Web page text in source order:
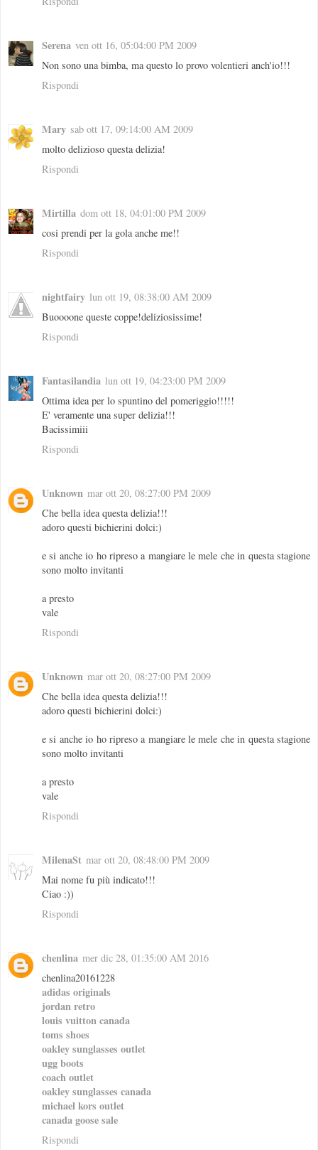
Serena ven ott 16, 05:04:00 PM 2009
Non sono una bimba, ma questo lo provo volentieri anch'io!!!
Rispondi
Mary sab ott 17, 09:14:00 AM 2009
molto delizioso questa delizia!
Rispondi
Mirtilla dom ott 18, 04:01:00 PM 2009
cosi prendi per la gola anche me!!
Rispondi
nightfairy lun ott 19, 08:38:00 AM 2009
Buoooone queste coppe!deliziosissime!
Rispondi
Fantasilandia lun ott 19, 04:23:00 PM 2009
Ottima idea per lo spuntino del pomeriggio!!!!!
E' veramente una super delizia!!!
Bacissimiii
Rispondi
Unknown mar ott 20, 08:27:00 PM 2009
Che bella idea questa delizia!!!
adoro questi bichierini dolci:)
e si anche io ho ripreso a mangiare le mele che in questa stagione
sono molto invitanti
a presto
vale
Rispondi
Unknown mar ott 20, 08:27:00 PM 2009
Che bella idea questa delizia!!!
adoro questi bichierini dolci:)
e si anche io ho ripreso a mangiare le mele che in questa stagione
sono molto invitanti
a presto
vale
Rispondi
MilenaSt mar ott 20, 08:48:00 PM 2009
Mai nome fu più indicato!!!
Ciao :))
Rispondi
chenlina mer dic 28, 01:35:00 AM 2016
chenlina20161228
adidas originals
jordan retro
louis vuitton canada
toms shoes
oakley sunglasses outlet
ugg boots
coach outlet
oakley sunglasses canada
michael kors outlet
canada goose sale
Rispondi